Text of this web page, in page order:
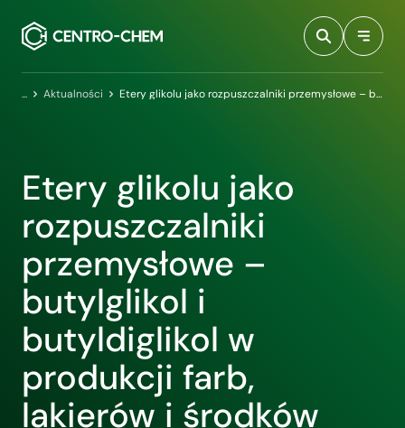
Centro-Chem
Aktualności Etery glikolu jako rozpuszczalniki przemysłowe – butylglikol i butyldiglikol w produkcji farb, lakierów i środków czystości
Etery glikolu jako
rozpuszczalniki
przemysłowe –
butylglikol i
butyldiglikol w
produkcji farb,
lakierów i środków